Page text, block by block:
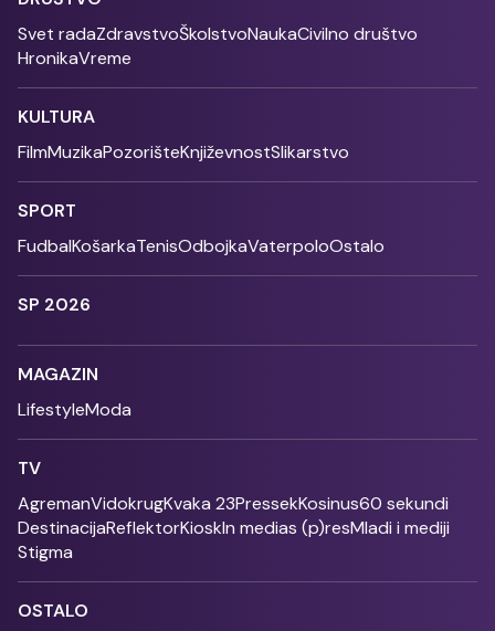
Svet radaZdravstvoŠkolstvoNaukaCivilno društvo
HronikaVreme
KULTURA
FilmMuzikaPozorišteKnjiževnostSlikarstvo
SPORT
FudbalKošarkaTenisOdbojkaVaterpoloOstalo
SP 2026
MAGAZIN
LifestyleModa
TV
AgremanVidokrugKvaka 23PressekKosinus60 sekundi
DestinacijaReflektorKioskIn medias (p)resMladi i mediji
Stigma
OSTALO